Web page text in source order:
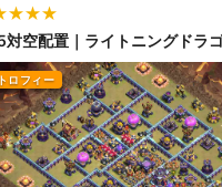
★★★
対空配置｜ライトニングドラ
ロフィー